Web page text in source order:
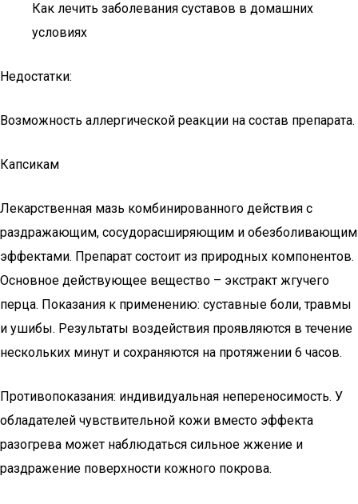
Как лечить заболевания суставов в домашних
условиях
Недостатки:
Возможность аллергической реакции на состав препарата.
Капсикам
Лекарственная мазь комбинированного действия с
раздражающим, сосудорасширяющим и обезболивающим
эффектами. Препарат состоит из природных компонентов.
Основное действующее вещество – экстракт жгучего
перца. Показания к применению: суставные боли, травмы
и ушибы. Результаты воздействия проявляются в течение
нескольких минут и сохраняются на протяжении 6 часов.
Противопоказания: индивидуальная непереносимость. У
обладателей чувствительной кожи вместо эффекта
разогрева может наблюдаться сильное жжение и
раздражение поверхности кожного покрова.